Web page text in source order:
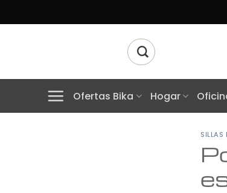
to
Buscar
Ofertas Bika Hogar
SILLAS